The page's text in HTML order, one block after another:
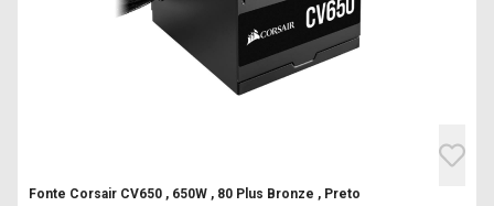
Fonte Corsair CV650 , 650W , 80 Plus Bronze , Preto